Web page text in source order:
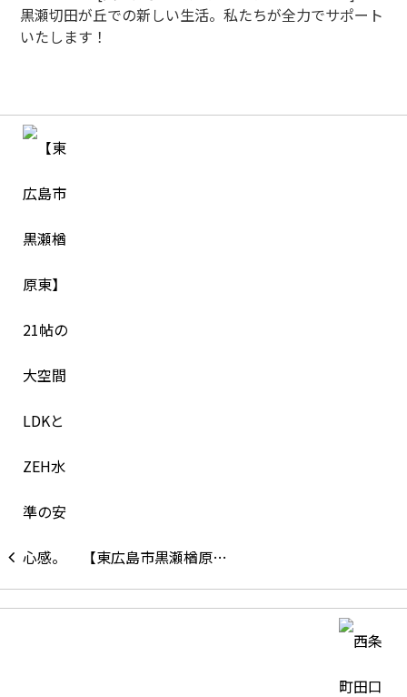
黒瀬切田が丘での新しい生活。私たちが全力でサポート
いたします！
【東広島市黒瀬楢原…